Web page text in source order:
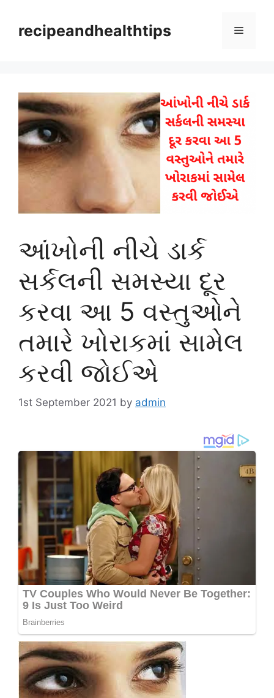
contentrecipeandhealthtips Menu
આંખોની નીચે ડાર્ક
સર્કલની સમસ્યા દૂર
કરવા આ 5 વસ્તુઓને
તમારે ખોરાકમાં સામેલ
કરવી જોઈએ
1st September 2021 by admin